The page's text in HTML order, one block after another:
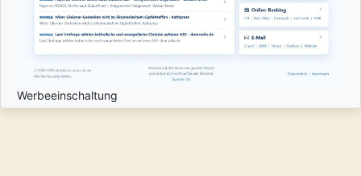
Werbeeinschaltung